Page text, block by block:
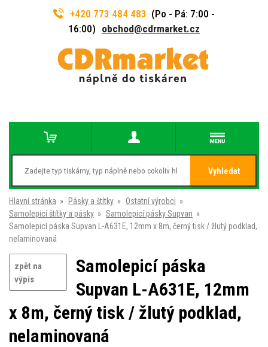
+420 773 484 483 (Po - Pá: 7:00 -
16:00) obchod@cdrmarket.cz
Vyhledat
Hlavní stránka » Pásky a štítky » Ostatní výrobci »
Samolepicí štítky a pásky » Samolepicí pásky Supvan »
Samolepicí páska Supvan L-A631E, 12mm x 8m, černý tisk / žlutý podklad,
nelaminovaná
zpět na
výpis
Samolepicí páska
Supvan L-A631E, 12mm
x 8m, černý tisk / žlutý podklad,
nelaminovaná